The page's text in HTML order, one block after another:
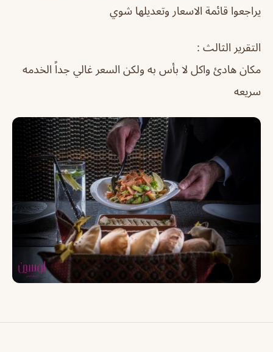
يراجعوا قائمة الاسعار وتعديلها شوي
التقرير الثالث :
مكان هادئ واكل لا بأس به ولكن السعر غالي جداً الخدمه
سريعه